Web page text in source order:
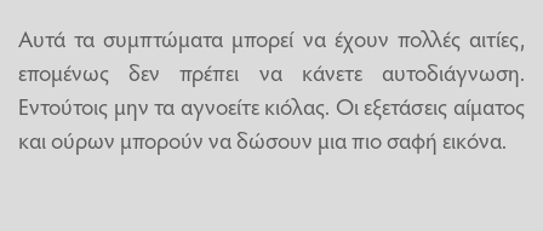
Αυτά τα συμπτώματα μπορεί να έχουν πολλές αιτίες,
επομένως δεν πρέπει να κάνετε αυτοδιάγνωση.
Εντούτοις μην τα αγνοείτε κιόλας. Οι εξετάσεις αίματος
και ούρων μπορούν να δώσουν μια πιο σαφή εικόνα.